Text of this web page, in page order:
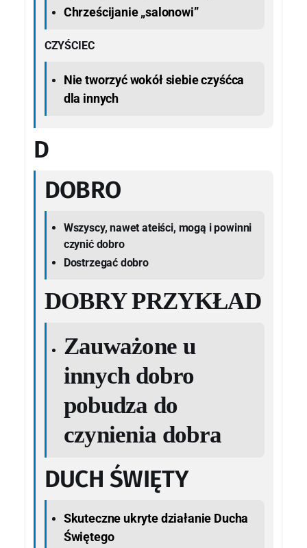
Chrześcijanie „salonowi”
CZYŚCIEC
Nie tworzyć wokół siebie czyśćca
dla innych
D
DOBRO
Wszyscy, nawet ateiści, mogą i powinni
czynić dobro
Dostrzegać dobro
DOBRY PRZYKŁAD
Zauważone u
innych dobro
pobudza do
czynienia dobra
DUCH ŚWIĘTY
Skuteczne ukryte działanie Ducha
Świętego